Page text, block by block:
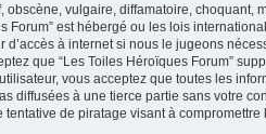
vulgaire, diffamatoire, choquant,
Forum” est hébergé ou les lois
à internet si nous le jugeons
que “Les Toiles Héroïques Forum”
vous acceptez que toutes les
diffusées à une tierce partie sans votre
de piratage visant à compromettre